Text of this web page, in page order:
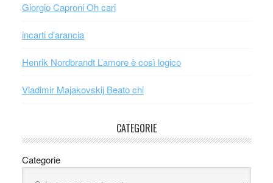
Giorgio Caproni Oh cari
incarti d’arancia
Henrik Nordbrandt L’amore è così logico
Vladimir Majakovskij Beato chi
CATEGORIE
Categorie